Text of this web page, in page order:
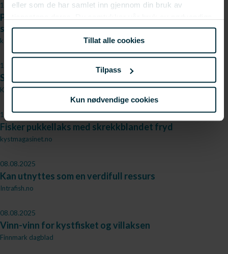
eller som de har samlet inn gjennom din bruk av
informasjonskapsler ved å bruke nettstedet vårt.
Tillat alle cookies
Tilpass
Kun nødvendige cookies
13.11.2025
Pukkellaks kan bli ny næring for kystflåten – forskere
sier forsøksfiske i sjøen har vært vellykket
kommunikasjon.ntb.no
13.11.2025
Svært lovende forsøksfiske
Kyst og fjord
11.08.2025
Fisker pukkellaks med skrekkblandet fryd
kystmagasinet.no
08.08.2025
Kan utnyttes som en verdifull ressurs
Intrafish.no
08.08.2025
Vinn-vinn for kystfisket og villaksen
Finnmark dagblad